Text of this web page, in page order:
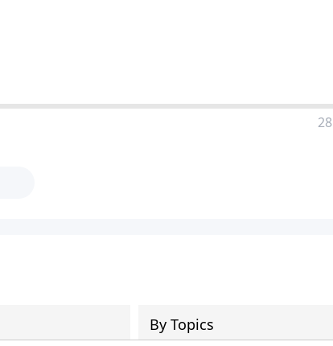
By Topics